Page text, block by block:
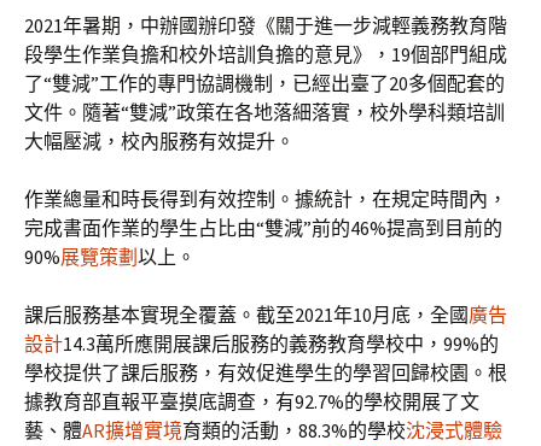
2021年暑期，中辦國辦印發《關于進一步減輕義務教育階
段學生作業負擔和校外培訓負擔的意見》，19個部門組成
了“雙減”工作的專門協調機制，已經出臺了20多個配套的
文件。隨著“雙減”政策在各地落細落實，校外學科類培訓
大幅壓減，校內服務有效提升。
作業總量和時長得到有效控制。據統計，在規定時間內，
完成書面作業的學生占比由“雙減”前的46%提高到目前的
90%展覽策劃 以上。
課后服務基本實現全覆蓋。截至2021年10月底，全國廣告
設計14.3萬所應開展課后服務的義務教育學校中，99%的
學校提供了課后服務，有效促進學生的學習回歸校園。根
據教育部直報平臺摸底調查，有92.7%的學校開展了文
藝、體AR擴增實境育類的活動，88.3%的學校沈浸式體驗